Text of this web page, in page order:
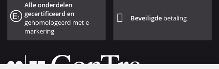
Alle onderdelen
gecertificeerd en
gehomologeerd met e-
markering
Beveiligde betaling